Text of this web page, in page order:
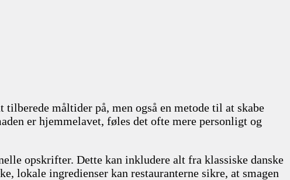
måltider på, men også en metode til at skabe
er hjemmelavet, føles det ofte mere personligt og
opskrifter. Dette kan inkludere alt fra klassiske danske
lokale ingredienser kan restauranterne sikre, at smagen